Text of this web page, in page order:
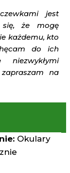
jest
się, że mogę
każdemu, kto
do ich
na
Okulary